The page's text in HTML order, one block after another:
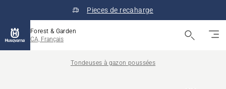
Pieces de recaharge
Forest & Garden
CA, Français
Tondeuses à gazon poussées